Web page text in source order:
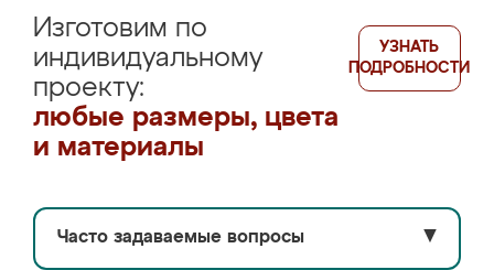
Изготовим по
индивидуальному
проекту:
любые размеры, цвета
и материалы
УЗНАТЬ
ПОДРОБНОСТИ
Часто задаваемые вопросы ▼